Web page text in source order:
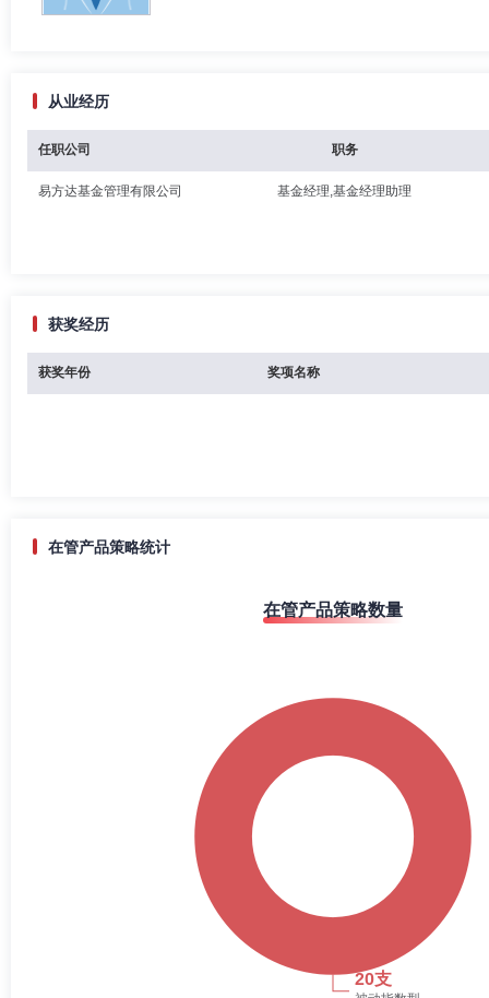
从业经历
任职公司 职务
易方达基金管理有限公司 基金经理,基金经理助理
获奖经历
获奖年份 奖项名称
在管产品策略统计
在管产品策略数量